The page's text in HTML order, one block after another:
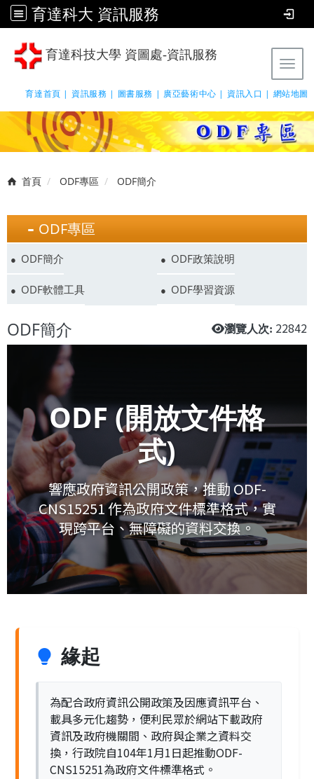
育達科大 資訊服務
育達科技大學 資圖處-資訊服務
育達首頁 | 資訊服務 | 圖書服務 | 廣亞藝術中心 | 資訊入口 | 網站地圖
首頁 ODF專區 ODF簡介
ODF專區
ODF簡介 ODF政策說明
ODF軟體工具 ODF學習資源
瀏覽人次: 22842
ODF簡介
ODF (開放文件格
式)
響應政府資訊公開政策，推動 ODF-
CNS15251 作為政府文件標準格式，實
現跨平台、無障礙的資料交換。
緣起
為配合政府資訊公開政策及因應資訊平台、
載具多元化趨勢，便利民眾於網站下載政府
資訊及政府機關間、政府與企業之資料交
換，行政院自104年1月1日起推動ODF-
CNS15251為政府文件標準格式。